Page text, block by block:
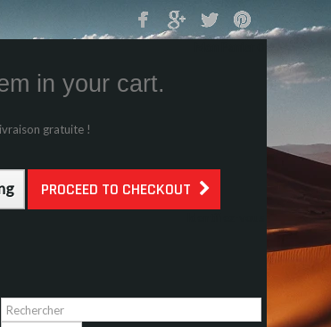
in your cart.
gratuite !
PROCEED TO CHECKOUT